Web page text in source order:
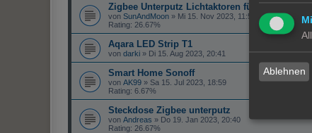
Zigbee Unterputz Lichtaktoren für mehrere
von SunAndMoon » Mi 15. Nov 2023, 11:57
Rating: 26.67%
Aqara LED Strip T1
von darki » Di 15. Aug 2023, 20:41
Smart Home Sonoff
von AK99 » Sa 15. Jul 2023, 18:59
Rating: 6.67%
Steckdose Zigbee unterputz
von Andreas » Do 19. Jan 2023, 20:40
Rating: 26.67%
Ablehnen